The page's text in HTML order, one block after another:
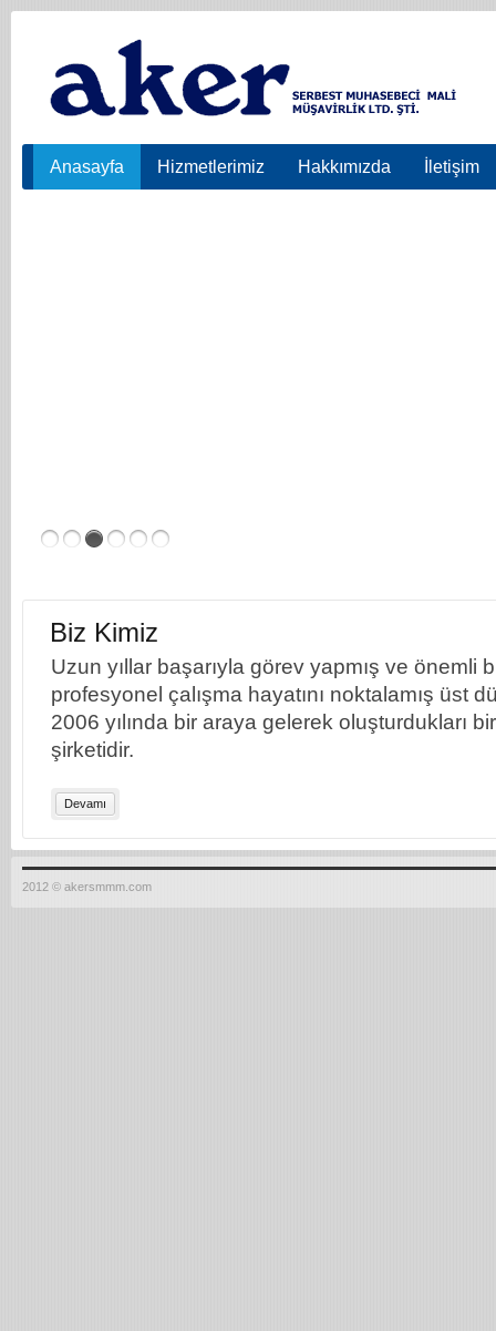
Anasayfa Hizmetlerimiz Hakkımızda İletişim
Biz Kimiz
Uzun yıllar başarıyla görev yapmış ve önemli
profesyonel çalışma hayatını noktalamış üst
2006 yılında bir araya gelerek oluşturdukları
şirketidir.
Devamı
2012 © akersmmm.com